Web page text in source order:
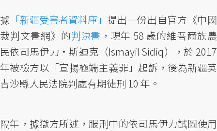
據 「新疆受害者資料庫」 提出一份出自官方《中國
裁判文書網》的判決書 ，現年 58 歲的維吾爾族農
民依司馬伊力·斯迪克（Ismayil Sidiq），於 2017
年被檢方以「宣揚極端主義罪」起訴，後為新疆英
吉沙縣人民法院判處有期徒刑 10 年。
隔年，據獄方所述，服刑中的依司馬伊力試圖使用